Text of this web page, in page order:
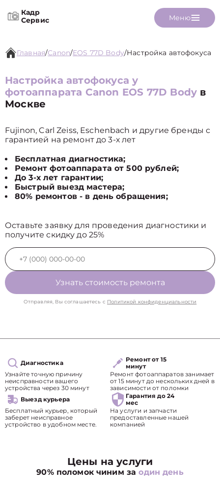
Кадр
Сервис
Меню
Главная/Canon/EOS 77D Body/Настройка автофокуса
Настройка автофокуса у
фотоаппарата Canon EOS 77D Body в
Москве
Fujinon, Carl Zeiss, Eschenbach и другие бренды с
гарантией на ремонт до 3-х лет
Бесплатная диагностика;
Ремонт фотоаппарата от 500 рублей;
До 3-х лет гарантии;
Быстрый выезд мастера;
80% ремонтов - в день обращения;
Оставьте заявку для проведения диагностики и
получите скидку до 25%
Узнать стоимость ремонта
Отправляя, Вы соглашаетесь с Политикой конфиденциальности
Диагностика
Узнайте точную причину
неисправности вашего
устройства через 30 минут
Ремонт от 15
минут
Ремонт фотоаппаратов занимает
от 15 минут до нескольких дней в
зависимости от поломки
Выезд курьера
Бесплатный курьер, который
заберет неисправное
устройство в удобном месте.
Гарантия до 24
мес
На услуги и запчасти
предоставленные нашей
компанией
Цены на услуги
90% поломок чиним заодин день